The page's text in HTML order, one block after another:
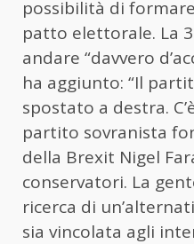
possibilità di
patto elettorale. La
andare “davvero
ha aggiunto: “Il
spostato a destra.
partito sovranista
della Brexit Nigel
conservatori. La
ricerca di
sia vincolata agli